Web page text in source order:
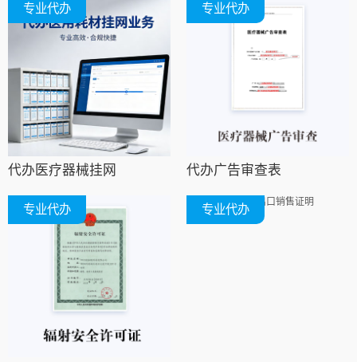
专业代办
代办医疗器械挂网
专业代办
代办广告审查表
专业代办 专业代办